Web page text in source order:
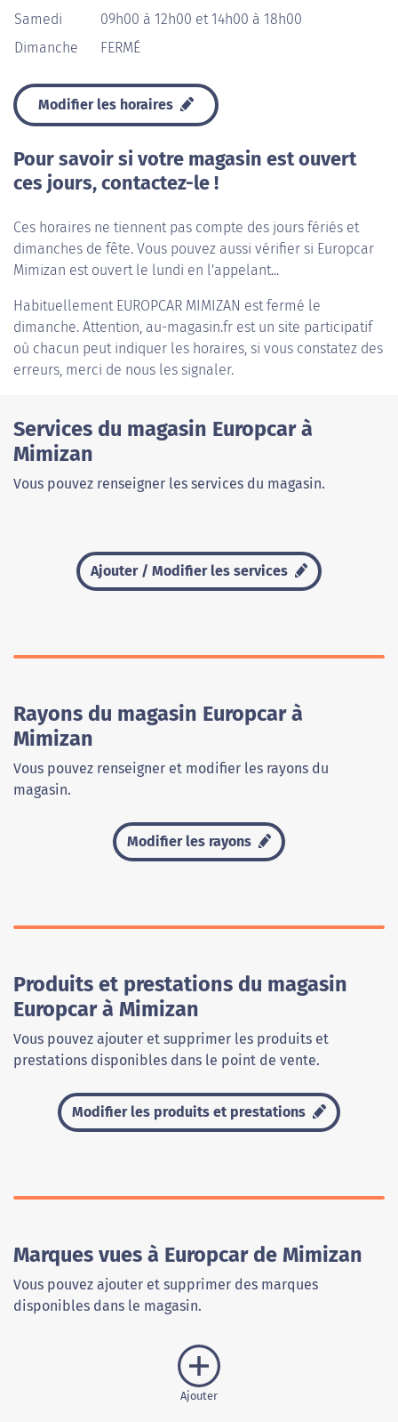
Samedi
09h00 à 12h00 et 14h00 à 18h00
Dimanche
FERMÉ
Modifier les horaires
Pour savoir si votre magasin est ouvert
ces jours, contactez-le !
Ces horaires ne tiennent pas compte des jours fériés et
dimanches de fête. Vous pouvez aussi vérifier si Europcar
Mimizan est ouvert le lundi en l'appelant...
Habituellement EUROPCAR MIMIZAN est fermé le
dimanche. Attention, au-magasin.fr est un site participatif
où chacun peut indiquer les horaires, si vous constatez des
erreurs, merci de nous les signaler.
Services du magasin Europcar à
Mimizan
Vous pouvez renseigner les services du magasin.
Ajouter / Modifier les services
Rayons du magasin Europcar à
Mimizan
Vous pouvez renseigner et modifier les rayons du
magasin.
Modifier les rayons
Produits et prestations du magasin
Europcar à Mimizan
Vous pouvez ajouter et supprimer les produits et
prestations disponibles dans le point de vente.
Modifier les produits et prestations
Marques vues à Europcar de Mimizan
Vous pouvez ajouter et supprimer des marques
disponibles dans le magasin.
Ajouter